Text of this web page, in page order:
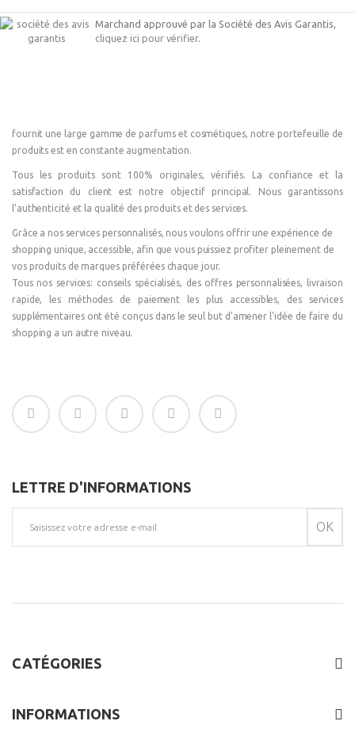
Marchand approuvé par la Société des Avis Garantis,
cliquez ici pour vérifier.
fournit une large gamme de parfums et cosmétiques, notre portefeuille de
produits est en constante augmentation.
Tous les produits sont 100% originales, vérifiés. La confiance et la
satisfaction du client est notre objectif principal. Nous garantissons
l'authenticité et la qualité des produits et des services.
Grâce a nos services personnalisés, nous voulons offrir une expérience de
shopping unique, accessible, afin que vous puissiez profiter pleinement de
vos produits de marques préférées chaque jour.
Tous nos services: conseils spécialisés, des offres personnalisées, livraison
rapide, les méthodes de paiement les plus accessibles, des services
supplémentaires ont été conçus dans le seul but d'amener l'idée de faire du
shopping a un autre niveau.
LETTRE D'INFORMATIONS
OK
CATÉGORIES
INFORMATIONS